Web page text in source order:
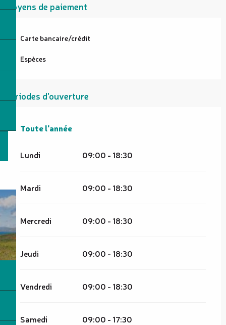
Moyens de paiement
Carte bancaire/crédit
Espèces
Périodes d'ouverture
Toute l'année
Toute l'année
Lundi 09:00 - 18:30
Mardi 09:00 - 18:30
Mercredi 09:00 - 18:30
Jeudi 09:00 - 18:30
Vendredi 09:00 - 18:30
Samedi 09:00 - 17:30